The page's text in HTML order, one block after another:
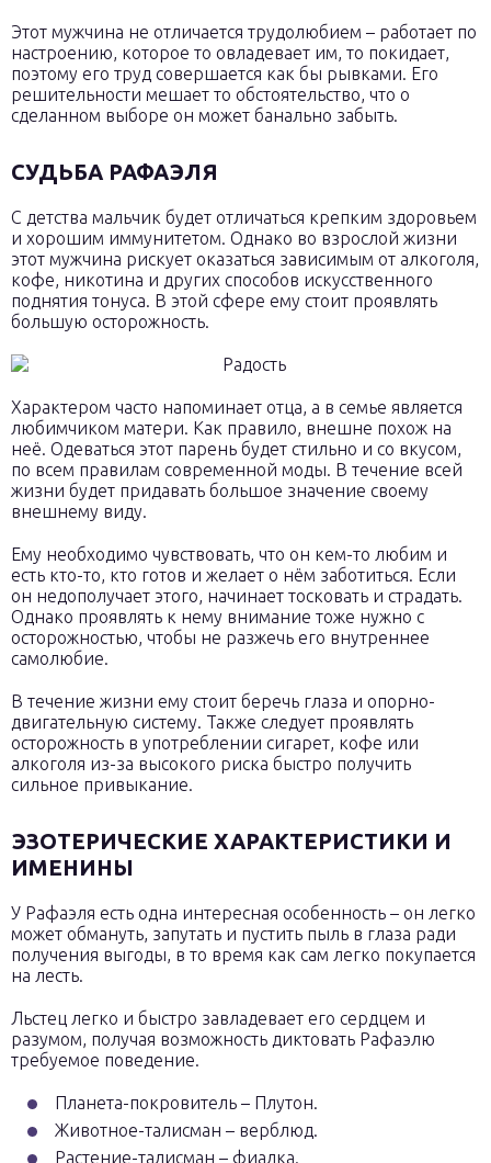
Этот мужчина не отличается трудолюбием – работает по
настроению, которое то овладевает им, то покидает,
поэтому его труд совершается как бы рывками. Его
решительности мешает то обстоятельство, что о
сделанном выборе он может банально забыть.
СУДЬБА РАФАЭЛЯ
С детства мальчик будет отличаться крепким здоровьем
и хорошим иммунитетом. Однако во взрослой жизни
этот мужчина рискует оказаться зависимым от алкоголя,
кофе, никотина и других способов искусственного
поднятия тонуса. В этой сфере ему стоит проявлять
большую осторожность.
Характером часто напоминает отца, а в семье является
любимчиком матери. Как правило, внешне похож на
неё. Одеваться этот парень будет стильно и со вкусом,
по всем правилам современной моды. В течение всей
жизни будет придавать большое значение своему
внешнему виду.
Ему необходимо чувствовать, что он кем-то любим и
есть кто-то, кто готов и желает о нём заботиться. Если
он недополучает этого, начинает тосковать и страдать.
Однако проявлять к нему внимание тоже нужно с
осторожностью, чтобы не разжечь его внутреннее
самолюбие.
В течение жизни ему стоит беречь глаза и опорно-
двигательную систему. Также следует проявлять
осторожность в употреблении сигарет, кофе или
алкоголя из-за высокого риска быстро получить
сильное привыкание.
ЭЗОТЕРИЧЕСКИЕ ХАРАКТЕРИСТИКИ И
ИМЕНИНЫ
У Рафаэля есть одна интересная особенность – он легко
может обмануть, запутать и пустить пыль в глаза ради
получения выгоды, в то время как сам легко покупается
на лесть.
Льстец легко и быстро завладевает его сердцем и
разумом, получая возможность диктовать Рафаэлю
требуемое поведение.
Планета-покровитель – Плутон.
Животное-талисман – верблюд.
Растение-талисман – фиалка.